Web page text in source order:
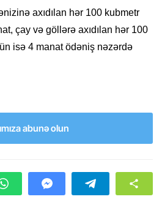
axıdılan hər 100 kubmetr
çay və göllərə axıdılan hər 100
isə 4 manat ödəniş nəzərdə
abunə olun